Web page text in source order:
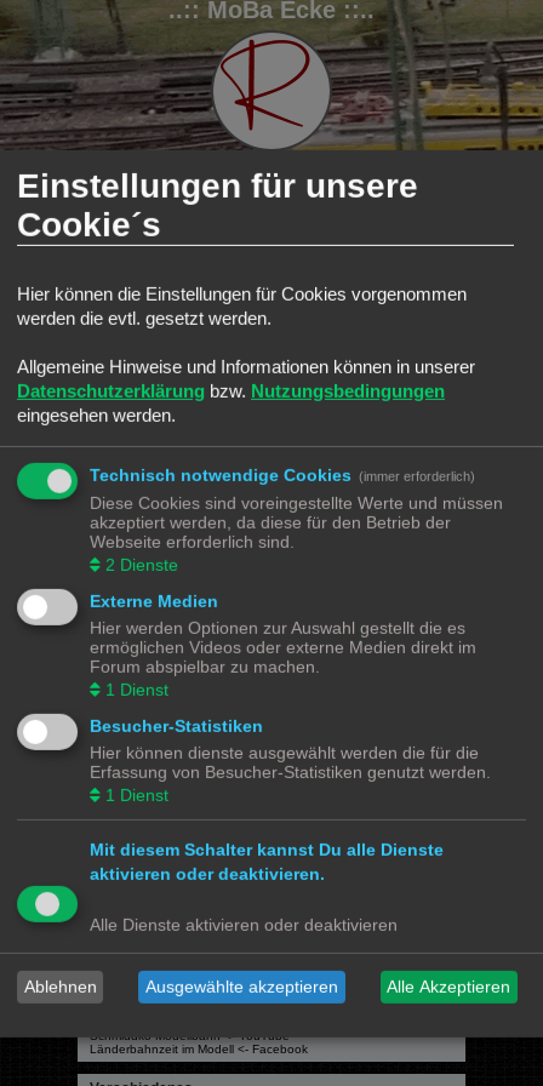
..:: MoBa Ecke ::..
FAQ
N Ecke
Forum
Lokomotiven | Züge
Alles rund um die Lokomotive
Wagons
Gleise
Alles rund um das Gleis
Modellbahnforum Forum Alle Zeiten sindUTC+02:00
Powered by phpBB® Forum Software © phpBB Limited
Deutsche Übersetzung durchphpBB.de
Datenschutz
Webseiten
Das Mittelleiter Magazin
Bimm MOBA TV <- YouTube
@tramspotters <- Instagram
lenasmodellbahn <- Instagram
Schmiddko Modellbahn <- YouTube
Länderbahnzeit im Modell <- Facebook
Einstellungen für unsere
Cookie´s
Hier können die Einstellungen für Cookies vorgenommen
werden die evtl. gesetzt werden.
Allgemeine Hinweise und Informationen können in unserer
Datenschutzerklärung bzw. Nutzungsbedingungen
eingesehen werden.
Technisch notwendige Cookies (immer erforderlich)
Diese Cookies sind voreingestellte Werte und müssen
akzeptiert werden, da diese für den Betrieb der
Webseite erforderlich sind.
2 Dienste
Externe Medien
Hier werden Optionen zur Auswahl gestellt die es
ermöglichen Videos oder externe Medien direkt im
Forum abspielbar zu machen.
1 Dienst
Besucher-Statistiken
Hier können dienste ausgewählt werden die für die
Erfassung von Besucher-Statistiken genutzt werden.
1 Dienst
Mit diesem Schalter kannst Du alle Dienste
aktivieren oder deaktivieren.
Alle Dienste aktivieren oder deaktivieren
Ablehnen Ausgewählte akzeptieren Alle Akzeptieren